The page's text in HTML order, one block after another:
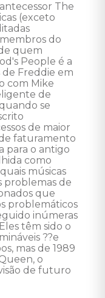
The
(exceto
do
quem
People é a
de Freddie em
com Mike
de
se
de maior
faturamento
para o antigo
como
músicas
problemas de
que
problemáticos
inúmeras
têm sido o
??e
mas de 1989
o
de futuro